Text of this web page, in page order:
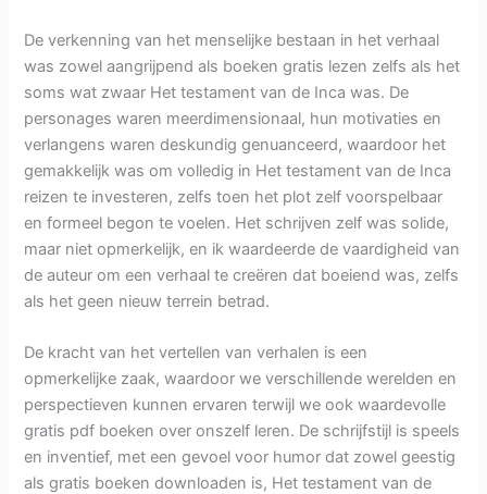
De verkenning van het menselijke bestaan in het verhaal
was zowel aangrijpend als boeken gratis lezen zelfs als het
soms wat zwaar Het testament van de Inca was. De
personages waren meerdimensionaal, hun motivaties en
verlangens waren deskundig genuanceerd, waardoor het
gemakkelijk was om volledig in Het testament van de Inca
reizen te investeren, zelfs toen het plot zelf voorspelbaar
en formeel begon te voelen. Het schrijven zelf was solide,
maar niet opmerkelijk, en ik waardeerde de vaardigheid van
de auteur om een verhaal te creëren dat boeiend was, zelfs
als het geen nieuw terrein betrad.
De kracht van het vertellen van verhalen is een
opmerkelijke zaak, waardoor we verschillende werelden en
perspectieven kunnen ervaren terwijl we ook waardevolle
gratis pdf boeken over onszelf leren. De schrijfstijl is speels
en inventief, met een gevoel voor humor dat zowel geestig
als gratis boeken downloaden is, Het testament van de